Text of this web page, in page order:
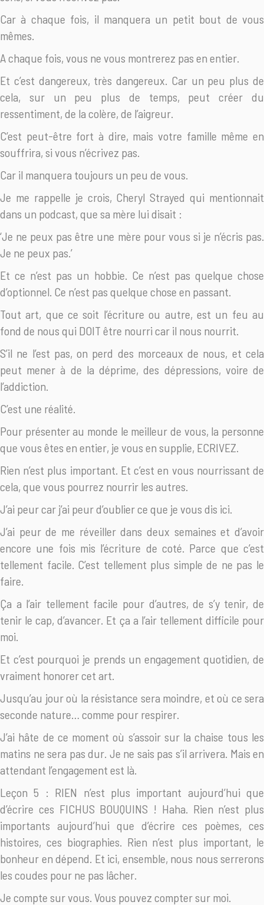
Car à chaque fois, il manquera un petit bout de vous
mêmes.
A chaque fois, vous ne vous montrerez pas en entier.
Et c’est dangereux, très dangereux. Car un peu plus de
cela, sur un peu plus de temps, peut créer du
ressentiment, de la colère, de l’aigreur.
C’est peut-être fort à dire, mais votre famille même en
souffrira, si vous n’écrivez pas.
Car il manquera toujours un peu de vous.
Je me rappelle je crois, Cheryl Strayed qui mentionnait
dans un podcast, que sa mère lui disait :
‘Je ne peux pas être une mère pour vous si je n’écris pas.
Je ne peux pas.’
Et ce n’est pas un hobbie. Ce n’est pas quelque chose
d’optionnel. Ce n’est pas quelque chose en passant.
Tout art, que ce soit l’écriture ou autre, est un feu au
fond de nous qui DOIT être nourri car il nous nourrit.
S’il ne l’est pas, on perd des morceaux de nous, et cela
peut mener à de la déprime, des dépressions, voire de
l’addiction.
C’est une réalité.
Pour présenter au monde le meilleur de vous, la personne
que vous êtes en entier, je vous en supplie, ECRIVEZ.
Rien n’est plus important. Et c’est en vous nourrissant de
cela, que vous pourrez nourrir les autres.
J’ai peur car j’ai peur d’oublier ce que je vous dis ici.
J’ai peur de me réveiller dans deux semaines et d’avoir
encore une fois mis l’écriture de coté. Parce que c’est
tellement facile. C’est tellement plus simple de ne pas le
faire.
Ça a l’air tellement facile pour d’autres, de s’y tenir, de
tenir le cap, d’avancer. Et ça a l’air tellement difficile pour
moi.
Et c’est pourquoi je prends un engagement quotidien, de
vraiment honorer cet art.
Jusqu’au jour où la résistance sera moindre, et où ce sera
seconde nature… comme pour respirer.
J’ai hâte de ce moment où s’assoir sur la chaise tous les
matins ne sera pas dur. Je ne sais pas s’il arrivera. Mais en
attendant l’engagement est là.
Leçon 5 : RIEN n’est plus important aujourd’hui que
d’écrire ces FICHUS BOUQUINS ! Haha. Rien n’est plus
importants aujourd’hui que d’écrire ces poèmes, ces
histoires, ces biographies. Rien n’est plus important, le
bonheur en dépend. Et ici, ensemble, nous nous serrerons
les coudes pour ne pas lâcher.
Je compte sur vous. Vous pouvez compter sur moi.